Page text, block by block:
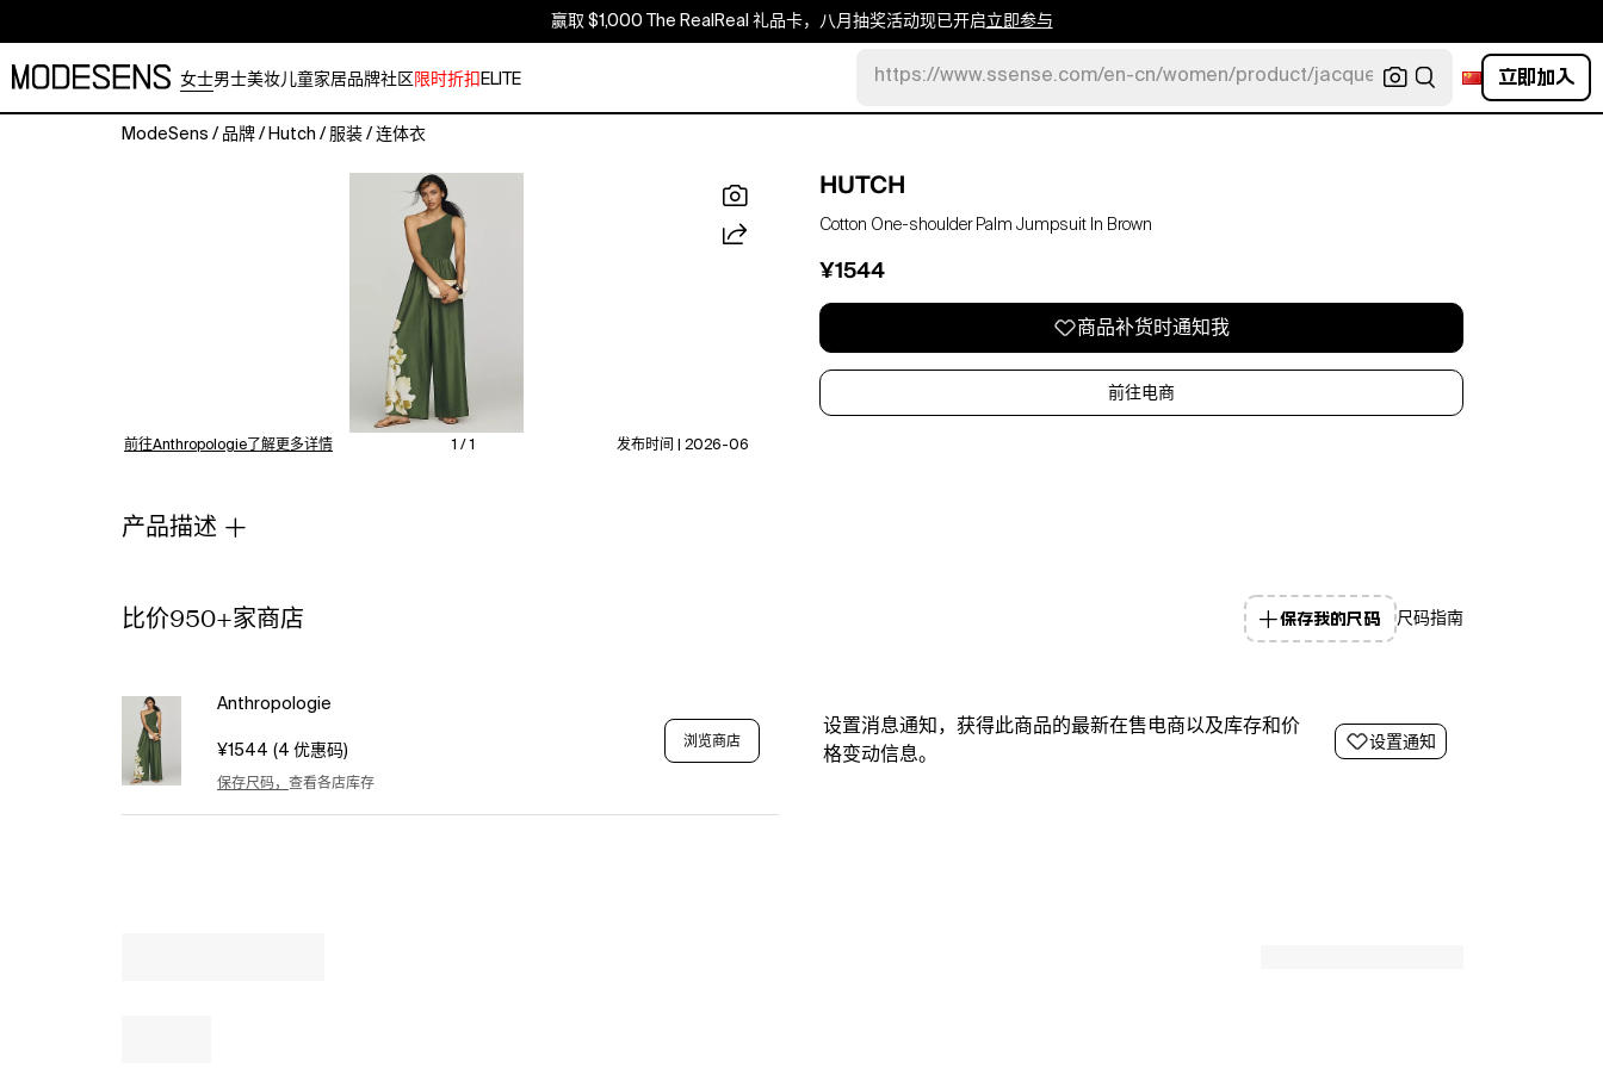
赢取 $1,000 The RealReal 礼品卡，八月抽奖活动现已开启立即参与
女士男士美妆儿童家居品牌社区 限时折扣 ELITE https://www.ssense.com/en-cn/women/product/jacquemus/navy-la-robe-
立即加入
ModeSens / 品牌 / Hutch / 服装 / 连体衣
wash
One-
Shoulder
by
Women's,
Size:
Largearge
at
Anthropologie
前往Anthropologie了解更多详情 1 / 1 发布时间 | 2026-06
HUTCH
Cotton One-shoulder Palm Jumpsuit In Brown
¥1544
商品补货时通知我
前往电商
产品描述
比价950+家商店 保存我的尺码 尺码指南
Anthropologie
¥1544 (4 优惠码)
保存尺码， 查看各店库存
浏览商店
设置消息通知，获得此商品的最新在售电商以及库存和价
格变动信息。
设置通知